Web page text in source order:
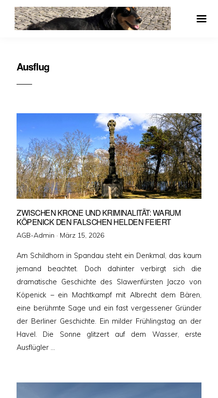
Ausflug
ZWISCHEN KRONE UND KRIMINALITÄT: WARUM
KÖPENICK DEN FALSCHEN HELDEN FEIERT
AGB-Admin · Veröffentlicht
März 15, 2026
Am Schildhorn in Spandau steht ein Denkmal, das kaum
jemand beachtet. Doch dahinter verbirgt sich die
dramatische Geschichte des Slawenfürsten Jaczo von
Köpenick – ein Machtkampf mit Albrecht dem Bären,
eine berühmte Sage und ein fast vergessener Gründer
der Berliner Geschichte. Ein milder Frühlingstag an der
Havel. Die Sonne glitzert auf dem Wasser, erste
Ausflügler …